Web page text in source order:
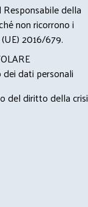
della
non ricorrono i
2016/679.
dati personali
del diritto della crisi